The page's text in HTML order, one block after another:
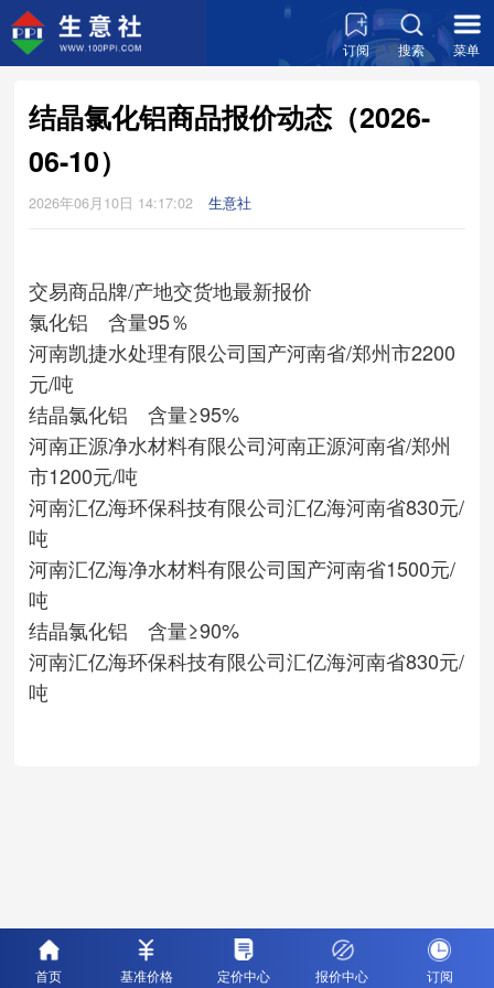
订阅 搜索 菜单
结晶氯化铝商品报价动态（2026-
06-10）
2026年06月10日 14:17:02 生意社
交易商品牌/产地交货地最新报价
氯化铝 含量95％
河南凯捷水处理有限公司国产河南省/郑州市2200
元/吨
结晶氯化铝 含量≥95%
河南正源净水材料有限公司河南正源河南省/郑州
市1200元/吨
河南汇亿海环保科技有限公司汇亿海河南省830元/
吨
河南汇亿海净水材料有限公司国产河南省1500元/
吨
结晶氯化铝 含量≥90%
河南汇亿海环保科技有限公司汇亿海河南省830元/
吨
首页 基准价格 定价中心 报价中心 订阅